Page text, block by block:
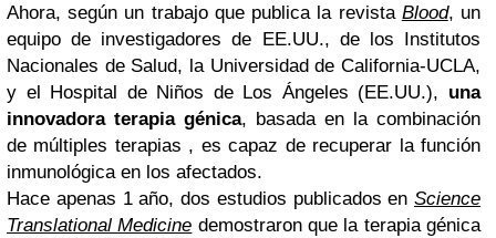
Ahora, según un trabajo que publica la revista Blood, un
equipo de investigadores de EE.UU., de los Institutos
Nacionales de Salud, la Universidad de California-UCLA,
y el Hospital de Niños de Los Ángeles (EE.UU.), una
innovadora terapia génica, basada en la combinación
de múltiples terapias , es capaz de recuperar la función
inmunológica en los afectados.
Hace apenas 1 año, dos estudios publicados en Science
Translational Medicine demostraron que la terapia génica